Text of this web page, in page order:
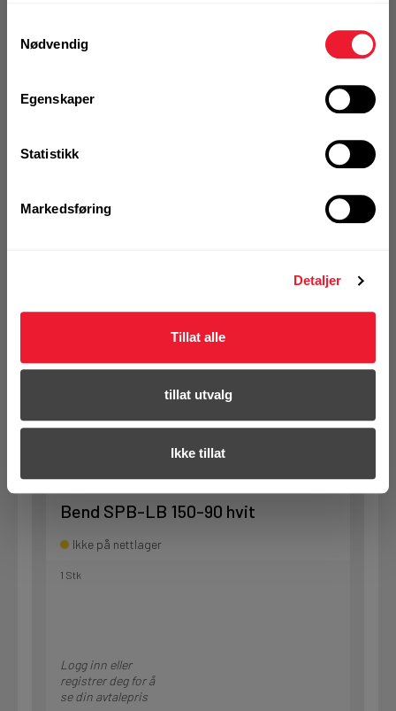
Nødvendig
Egenskaper
Statistikk
Markedsføring
Detaljer
Tillat alle
tillat utvalg
Ikke tillat
registrer deg for å
registrer deg for å
Art.nr. 81303403
Bend SPB-LB 150-90 hvit
Ikke på nettlager
1 Stk
Logg inn eller
registrer deg for å
se din avtalepris